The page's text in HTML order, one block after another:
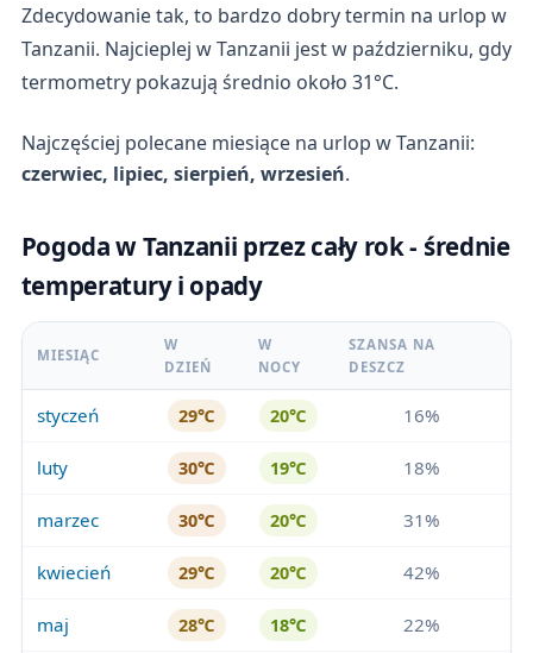
Zdecydowanie tak, to bardzo dobry termin na urlop w
Tanzanii. Najcieplej w Tanzanii jest w październiku, gdy
termometry pokazują średnio około 31°C.
Najczęściej polecane miesiące na urlop w Tanzanii:
czerwiec, lipiec, sierpień, wrzesień.
Pogoda w Tanzanii przez cały rok - średnie
temperatury i opady
MIESIĄC
W
DZIEŃ
W
NOCY
SZANSA NA
DESZCZ
styczeń 29℃ 20℃ 16%
luty 30℃ 19℃ 18%
marzec 30℃ 20℃ 31%
kwiecień 29℃ 20℃ 42%
maj 28℃ 18℃ 22%